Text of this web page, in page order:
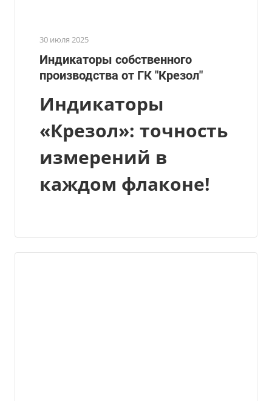
30 июля 2025
Индикаторы собственного
производства от ГК "Крезол"
Индикаторы
«Крезол»: точность
измерений в
каждом флаконе!